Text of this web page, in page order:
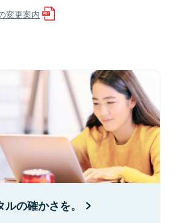
変更案内
の確かさを。